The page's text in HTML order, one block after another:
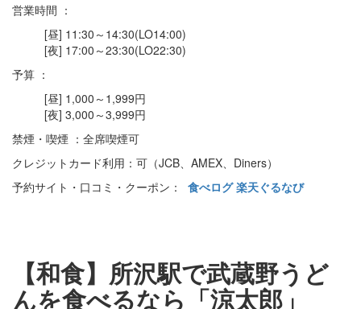
営業時間 ：
[昼] 11:30～14:30(LO14:00)
[夜] 17:00～23:30(LO22:30)
予算 ：
[昼] 1,000～1,999円
[夜] 3,000～3,999円
禁煙・喫煙 ：全席喫煙可
クレジットカード利用：可（JCB、AMEX、Diners）
予約サイト・口コミ・クーポン： 食べログ楽天ぐるなび
【和食】所沢駅で武蔵野うど
んを食べるなら「涼太郎」